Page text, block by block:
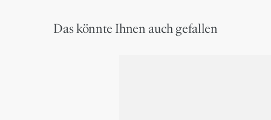
Das könnte Ihnen auch gefallen